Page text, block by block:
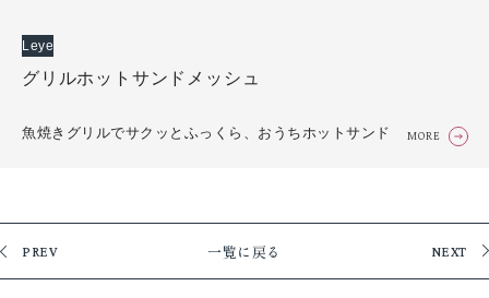
Leye
グリルホットサンドメッシュ
魚焼きグリルでサクッとふっくら、おうちホットサンド MORE
PREV 一覧に戻る NEXT